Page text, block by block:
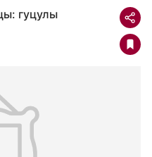
гуцулы